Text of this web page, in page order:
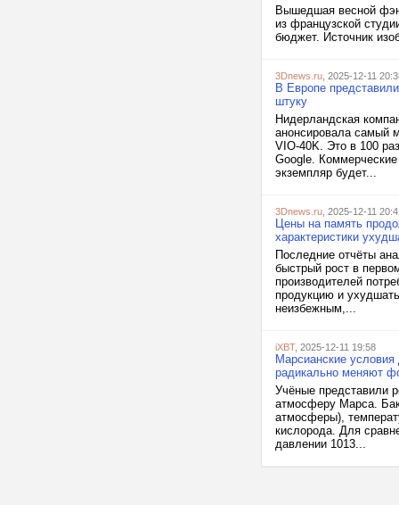
Вышедшая весной
из французской
бюджет. Источник
3Dnews.ru , 2025-12-11
В Европе
штуку
Нидерландская
анонсировала самый
VIO-40K. Это в 100
Google.
экземпляр будет...
3Dnews.ru , 2025-12-11
Цены на память
характеристики
Последние отчёты
быстрый рост в
производителей
продукцию и
неизбежным,...
iXBT, 2025-12-11 19:58
Марсианские
радикально меняют
Учёные представили
атмосферу Марса.
атмосферы),
кислорода. Для
давлении 1013...